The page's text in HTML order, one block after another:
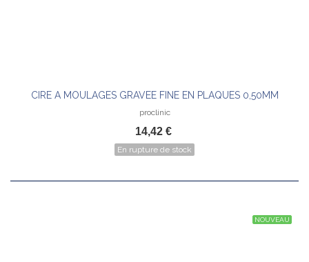
CIRE A MOULAGES GRAVEE FINE EN PLAQUES 0,50MM
proclinic
14,42 €
En rupture de stock
NOUVEAU